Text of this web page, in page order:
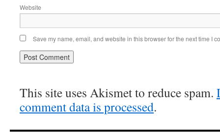
Website
Save my name, email, and website in this browser for the next time I
This site uses Akismet to reduce spam.
comment data is processed.